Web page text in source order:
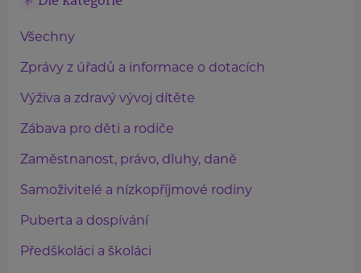
Všechny
Zprávy z úřadů a informace o dotacích
Výživa a zdravý vývoj dítěte
Zábava pro děti a rodiče
Zaměstnanost, právo, dluhy, daně
Samoživitelé a nízkopříjmové rodiny
Puberta a dospívání
Předškoláci a školáci